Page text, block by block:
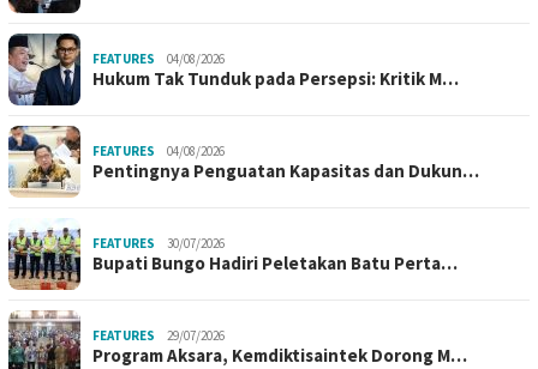
FEATURES 04/08/2026
Hukum Tak Tunduk pada Persepsi: Kritik M…
FEATURES 04/08/2026
Pentingnya Penguatan Kapasitas dan Dukun…
FEATURES 30/07/2026
Bupati Bungo Hadiri Peletakan Batu Perta…
FEATURES 29/07/2026
Program Aksara, Kemdiktisaintek Dorong M…